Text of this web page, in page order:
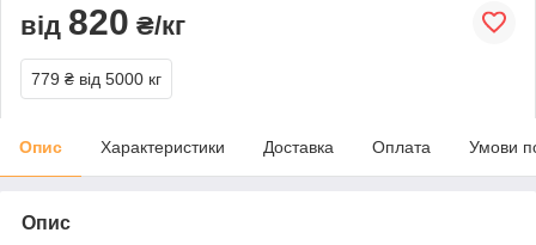
від 820 ₴/кг
779 ₴ від 5000 кг
Опис Характеристики Доставка Оплата Умови
Опис